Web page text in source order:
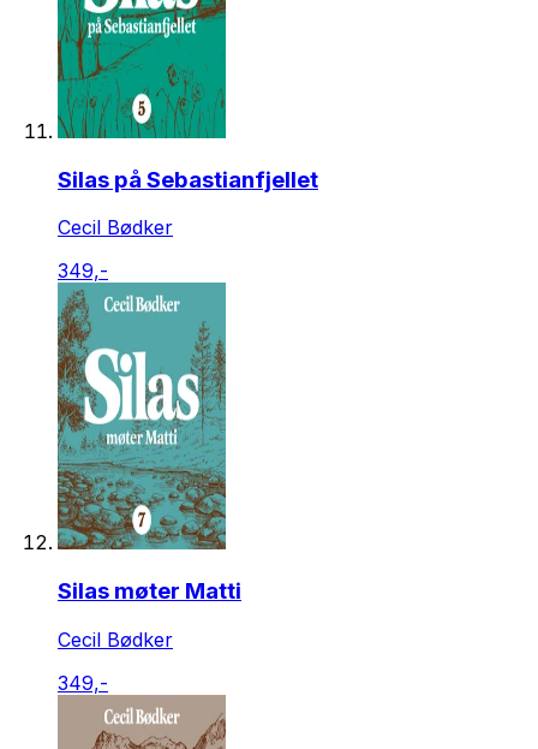
Silas på Sebastianfjellet
Cecil Bødker
349,-
Silas møter Matti
Cecil Bødker
349,-